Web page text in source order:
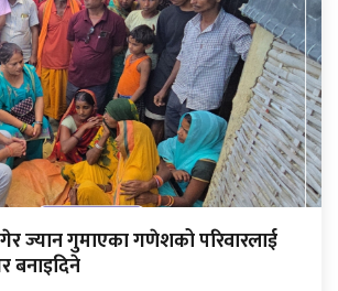
ज्यान गुमाएका गणेशको परिवारलाई
बनाइदिने